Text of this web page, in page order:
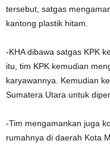
tersebut, satgas
kantong plastik hitam.
-KHA dibawa satgas KPK
itu, tim KPK kemudian
karyawannya. Kemudian
Sumatera Utara untuk
-Tim mengamankan juga
rumahnya di daerah Kota